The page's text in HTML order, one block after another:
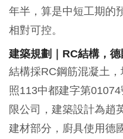
年半，算是中短工期的
相對可控。
建築規劃｜RC結構，
結構採RC鋼筋混凝土
照113中都建字第
限公司，建築設計為趙
建材部分，廚具使用德